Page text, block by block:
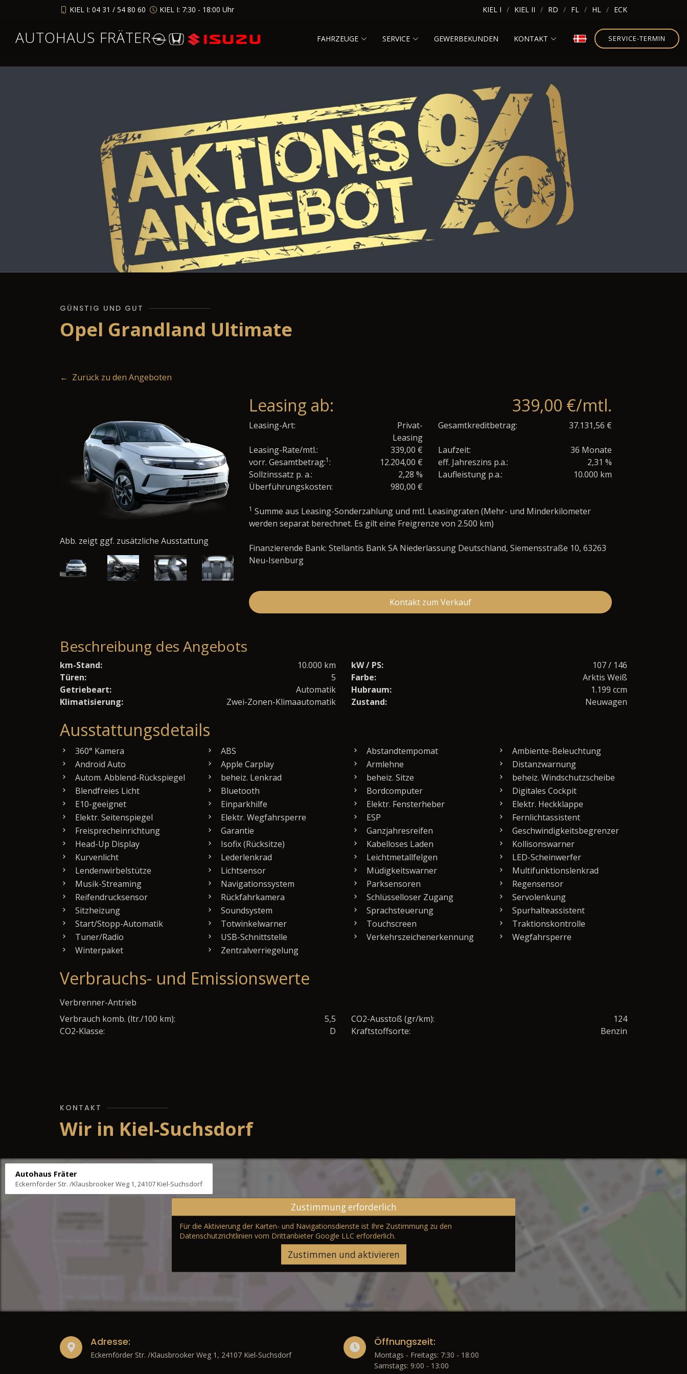
KIEL I: 04 31 / 54 80 60 KIEL I: 7:30 - 18:00 Uhr KIEL I KIEL II RD FL HL ECK
AUTOHAUS FRÄTER FAHRZEUGE SERVICE GEWERBEKUNDEN KONTAKT SERVICE-TERMIN
GÜNSTIG UND GUT
Opel Grandland Ultimate
← Zurück zu den Angeboten
Abb. zeigt ggf. zusätzliche Ausstattung
Leasing ab: 339,00 €/mtl.
Leasing-Art:
Privat-
Leasing
Gesamtkreditbetrag: 37.131,56 €
Leasing-Rate/mtl.: 339,00 € Laufzeit:
36 Monate
vorr. Gesamtbetrag:1: 12.204,00 € eff. Jahreszins p.a.:
2,31 %
Sollzinssatz p. a.:
2,28 % Laufleistung p.a.:
10.000 km
Überführungskosten:
980,00 €
1 Summe aus Leasing-Sonderzahlung und mtl. Leasingraten (Mehr- und Minderkilometer
werden separat berechnet. Es gilt eine Freigrenze von 2.500 km)
Finanzierende Bank: Stellantis Bank SA Niederlassung Deutschland, Siemensstraße 10, 63263
Neu-Isenburg
Kontakt zum Verkauf
Beschreibung des Angebots
km-Stand: 10.000 km kW / PS:
107 / 146
Türen:
5 Farbe:
Arktis Weiß
Getriebeart:
Automatik Hubraum:
1.199 ccm
Klimatisierung:
Zwei-Zonen-Klimaautomatik Zustand: Neuwagen
Ausstattungsdetails
360° Kamera ABS Abstandtempomat
Ambiente-Beleuchtung
Android Auto
Apple Carplay Armlehne
Distanzwarnung
Autom. Abblend-Rückspiegel
beheiz. Lenkrad beheiz. Sitze
beheiz. Windschutzscheibe
Blendfreies Licht
Bluetooth Bordcomputer
Digitales Cockpit
E10-geeignet
Einparkhilfe Elektr. Fensterheber
Elektr. Heckklappe
Elektr. Seitenspiegel
Elektr. Wegfahrsperre ESP
Fernlichtassistent
Freisprecheinrichtung
Garantie Ganzjahresreifen
Geschwindigkeitsbegrenzer
Head-Up Display
Isofix (Rücksitze) Kabelloses Laden
Kollisonswarner
Kurvenlicht
Lederlenkrad Leichtmetallfelgen
LED-Scheinwerfer
Lendenwirbelstütze
Lichtsensor Müdigkeitswarner
Multifunktionslenkrad
Musik-Streaming
Navigationssystem Parksensoren
Regensensor
Reifendrucksensor
Rückfahrkamera Schlüsselloser Zugang
Servolenkung
Sitzheizung
Soundsystem Sprachsteuerung
Spurhalteassistent
Start/Stopp-Automatik
Totwinkelwarner Touchscreen
Traktionskontrolle
Tuner/Radio
USB-Schnittstelle Verkehrszeichenerkennung
Wegfahrsperre
Winterpaket
Zentralverriegelung
Verbrauchs- und Emissionswerte
Verbrenner-Antrieb
Verbrauch komb. (ltr./100 km):
5,5 CO2-Ausstoß (gr/km):
124
CO2-Klasse:
D Kraftstoffsorte: Benzin
KONTAKT
Wir in Kiel-Suchsdorf
Autohaus Fräter
Eckernförder Str. /Klausbrooker Weg 1, 24107 Kiel-Suchsdorf
Zustimmung erforderlich
Für die Aktivierung der Karten- und Navigationsdienste ist Ihre Zustimmung zu den
Datenschutzrichtlinien vom Drittanbieter Google LLC erforderlich.
Zustimmen und aktivieren
Adresse:
Eckernförder Str. /Klausbrooker Weg 1, 24107 Kiel-Suchsdorf
Öffnungszeit:
Montags - Freitags: 7:30 - 18:00
Samstags: 9:00 - 13:00